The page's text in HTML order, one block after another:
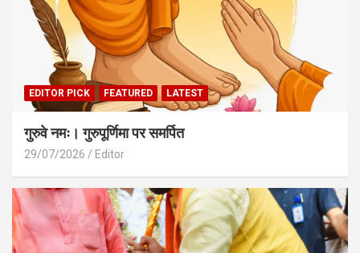
EDITOR PICK FEATURED LATEST
गुरुवे नमः। गुरुपूर्णिमा पर समर्पित
29/07/2026 Editor